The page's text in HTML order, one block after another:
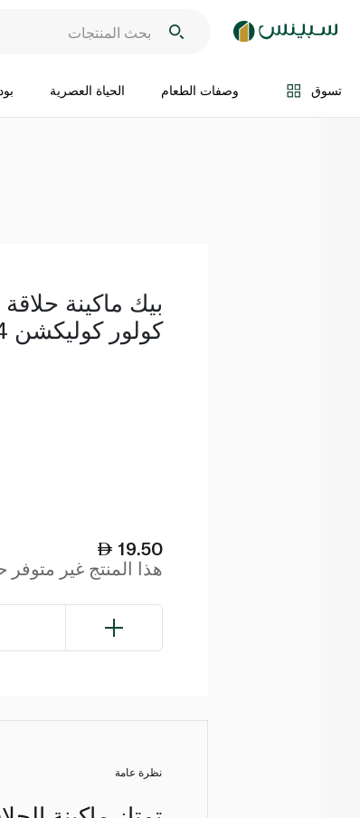
تسوق وصفات الطعام الحياة العصرية
اضف الى السلة
بيك ماكينة
كولور كوليكشن 4 قطع
19.50
هذا المنتج غير متوفر
نظرة عامة